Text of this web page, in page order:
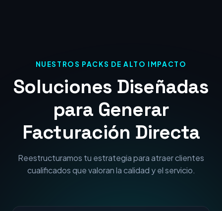
NUESTROS PACKS DE ALTO IMPACTO
Soluciones Diseñadas
para Generar
Facturación Directa
Reestructuramos tu estrategia para atraer clientes
cualificados que valoran la calidad y el servicio.